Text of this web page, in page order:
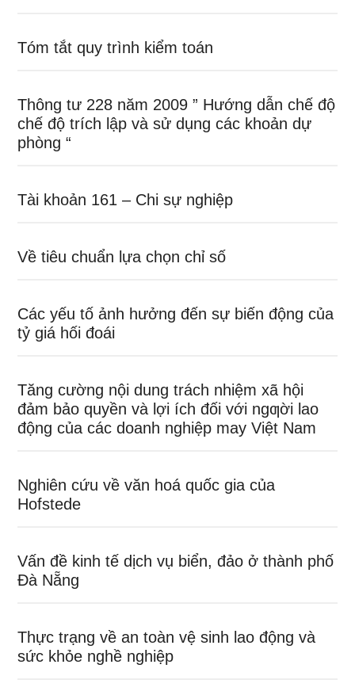
Tóm tắt quy trình kiểm toán
Thông tư 228 năm 2009 ” Hướng dẫn chế độ
chế độ trích lập và sử dụng các khoản dự
phòng “
Tài khoản 161 – Chi sự nghiệp
Về tiêu chuẩn lựa chọn chỉ số
Các yếu tố ảnh hưởng đến sự biến động của
tỷ giá hối đoái
Tăng cường nội dung trách nhiệm xã hội
đảm bảo quyền và lợi ích đối với ngƣời lao
động của các doanh nghiệp may Việt Nam
Nghiên cứu về văn hoá quốc gia của
Hofstede
Vấn đề kinh tế dịch vụ biển, đảo ở thành phố
Đà Nẵng
Thực trạng về an toàn vệ sinh lao động và
sức khỏe nghề nghiệp